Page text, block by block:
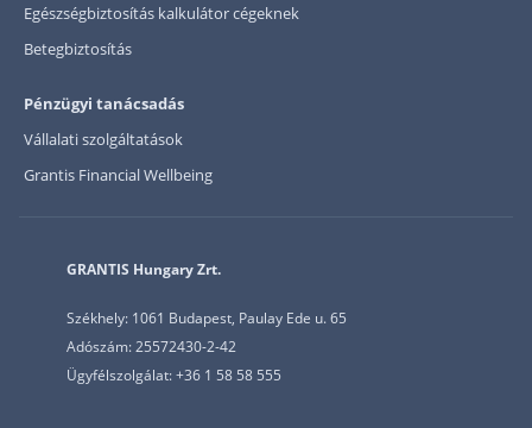
Egészségbiztosítás kalkulátor cégeknek
Betegbiztosítás
Pénzügyi tanácsadás
Vállalati szolgáltatások
Grantis Financial Wellbeing
GRANTIS Hungary Zrt.
Székhely: 1061 Budapest, Paulay Ede u. 65
Adószám: 25572430-2-42
Ügyfélszolgálat: +36 1 58 58 555